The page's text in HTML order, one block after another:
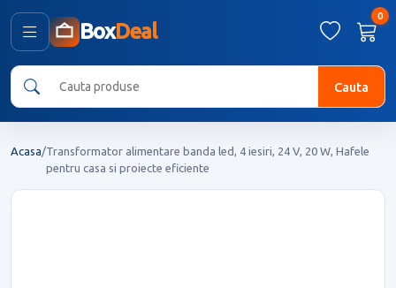
BoxDeal
0
Cauta
Acasa/Transformator alimentare banda led, 4 iesiri, 24 V, 20 W, Hafele
pentru casa si proiecte eficiente